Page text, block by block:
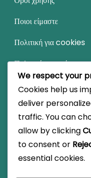
Ποιοι είμαστε
Πολιτική για cookies
Πολιτική απορρήτου
Αναζήτηση
Looking
for
Something?
We respect your
Cookies help us
deliver
traffic. You can
allow by clicking
to consent or
essential cookies.